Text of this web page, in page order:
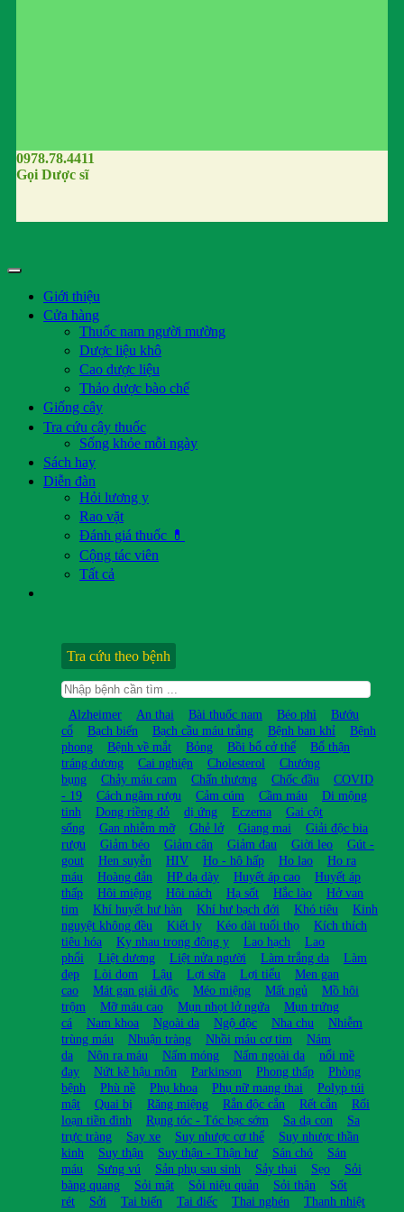
0978.78.4411
Gọi Dược sĩ
Giới thiệu
Cửa hàng
Thuốc nam người mường
Dược liệu khô
Cao dược liệu
Thảo dược bào chế
Giống cây
Tra cứu cây thuốc
Sống khỏe mỗi ngày
Sách hay
Diễn đàn
Hỏi lương y
Rao vặt
Đánh giá thuốc 💊
Cộng tác viên
Tất cả
Tra cứu theo bệnh
Alzheimer An thai Bài thuốc nam Béo phì
Bướu
cổ
Bạch biến Bạch cầu máu trắng Bệnh ban khỉ
Bệnh
phong
Bệnh về mắt Bỏng Bồi bổ cở thể
Bổ thận
tráng dương
Cai nghiện Cholesterol
Chướng
bụng
Chảy máu cam Chấn thương Chốc đầu
COVID
- 19
Cách ngâm rượu Cảm cúm Cầm máu
Di mộng
tinh
Dong riềng đỏ dị ứng Eczema
Gai cột
sống
Gan nhiễm mỡ Ghẻ lở Giang mai
Giải độc bia
rượu
Giảm béo Giảm cân Giảm đau Giời leo
Gút -
gout
Hen suyễn HIV Ho - hô hấp Ho lao
Ho ra
máu
Hoàng đản HP dạ dày Huyết áp cao
Huyết áp
thấp
Hôi miệng Hôi nách Hạ sốt Hắc lào
Hở van
tim
Khí huyết hư hàn Khí hư bạch đới Khó tiêu
Kinh
nguyệt không đều
Kiết lỵ Kéo dài tuổi thọ
Kích thích
tiêu hóa
Kỵ nhau trong đông y Lao hạch
Lao
phổi
Liệt dương Liệt nửa người Làm trắng da
Làm
đẹp
Lòi dom Lậu Lợi sữa Lợi tiểu
Men gan
cao
Mát gan giải độc Méo miệng Mất ngủ
Mồ hôi
trộm
Mỡ máu cao Mụn nhọt lở ngứa
Mụn trứng
cá
Nam khoa Ngoài da Ngộ độc Nha chu
Nhiễm
trùng máu
Nhuận tràng Nhồi máu cơ tim
Nám
da
Nôn ra máu Nấm móng Nấm ngoài da
nổi mề
đay
Nứt kẽ hậu môn Parkinson Phong thấp
Phòng
bệnh
Phù nề Phụ khoa Phụ nữ mang thai
Polyp túi
mật
Quai bị Răng miệng Rắn độc cắn Rết cắn
Rối
loạn tiền đình
Rụng tóc - Tóc bạc sớm Sa dạ con
Sa
trực tràng
Say xe Suy nhược cơ thể
Suy nhược thần
kinh
Suy thận Suy thận - Thận hư Sán chó
Sán
máu
Sưng vú Sản phụ sau sinh Sảy thai Sẹo
Sỏi
bàng quang
Sỏi mật Sỏi niệu quản Sỏi thận
Sốt
rét
Sởi Tai biến Tai điếc Thai nghén
Thanh nhiệt